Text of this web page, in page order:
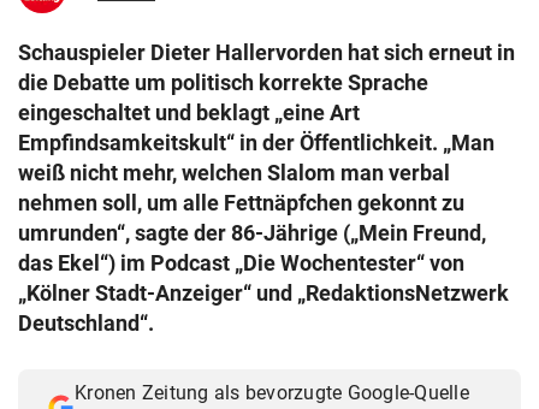
search
eingeben
© Krone Multimedia GmbH & Co KG 2026
Muthgasse 2, 1190 Wien
Schauspieler Dieter Hallervorden hat sich erneut in
die Debatte um politisch korrekte Sprache
eingeschaltet und beklagt „eine Art
Empfindsamkeitskult“ in der Öffentlichkeit. „Man
weiß nicht mehr, welchen Slalom man verbal
nehmen soll, um alle Fettnäpfchen gekonnt zu
umrunden“, sagte der 86-Jährige („Mein Freund,
das Ekel“) im Podcast „Die Wochentester“ von
„Kölner Stadt-Anzeiger“ und „RedaktionsNetzwerk
Deutschland“.
Kronen Zeitung als bevorzugte Google-Quelle